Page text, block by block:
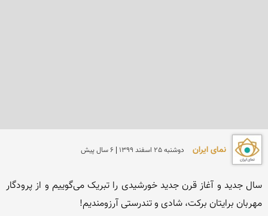
نمای ایران دوشنبه 25 اسفند 1399 | 6 سال پیش